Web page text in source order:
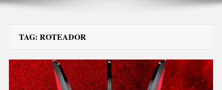
TAG: ROTEADOR